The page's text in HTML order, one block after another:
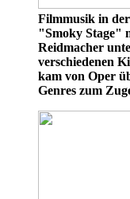
Filmmusik in
"Smoky Stage"
Reidmacher
verschiedenen
kam von Oper
Genres zum